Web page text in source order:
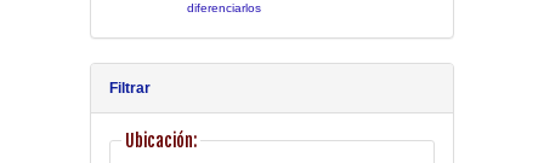
diferenciarlos
Filtrar
Ubicación: